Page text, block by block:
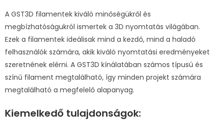
A GST3D filamentek kiváló minőségükről és
megbízhatóságukról ismertek a 3D nyomtatás világában.
Ezek a filamentek ideálisak mind a kezdő, mind a haladó
felhasználók számára, akik kiváló nyomtatási eredményeket
szeretnének elérni. A GST3D kínálatában számos típusú és
színű filament megtalálható, így minden projekt számára
megtalálható a megfelelő alapanyag.
Kiemelkedő tulajdonságok: